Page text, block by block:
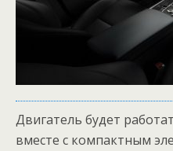
Двигатель будет
вместе с компактным